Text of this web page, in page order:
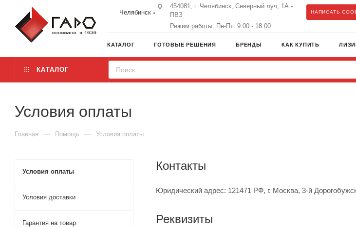
Челябинск
454081, г. Челябинск, Северный луч, 1А -
ПВЗ
Режим работы: Пн-Пт: 9:00 - 18:00
НАПИСАТЬ
КАТАЛОГ ГОТОВЫЕ РЕШЕНИЯ БРЕНДЫ КАК КУПИТЬ
КАТАЛОГ
Условия оплаты
Главная — Помощь — Условия оплаты
Контакты
Юридический адрес: 121471 РФ, г. Москва, 3-й
Реквизиты
Условия оплаты
Условия доставки
Гарантия на товар